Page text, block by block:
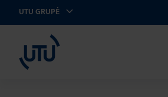
UTU GRUPĖ
UTU Lithuania